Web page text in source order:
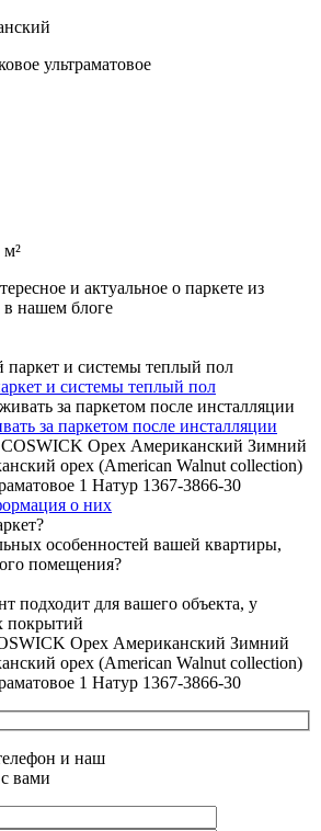
ультраматовое
м²
и актуальное о паркете из
нашем блоге
и системы теплый пол
за паркетом после инсталляции
о них
особенностей вашей квартиры,
помещения?
подходит для вашего объекта, у
покрытий
Орех Американский Зимний
орех (American Walnut collection)
1 Натур 1367-3866-30
и наш
вами